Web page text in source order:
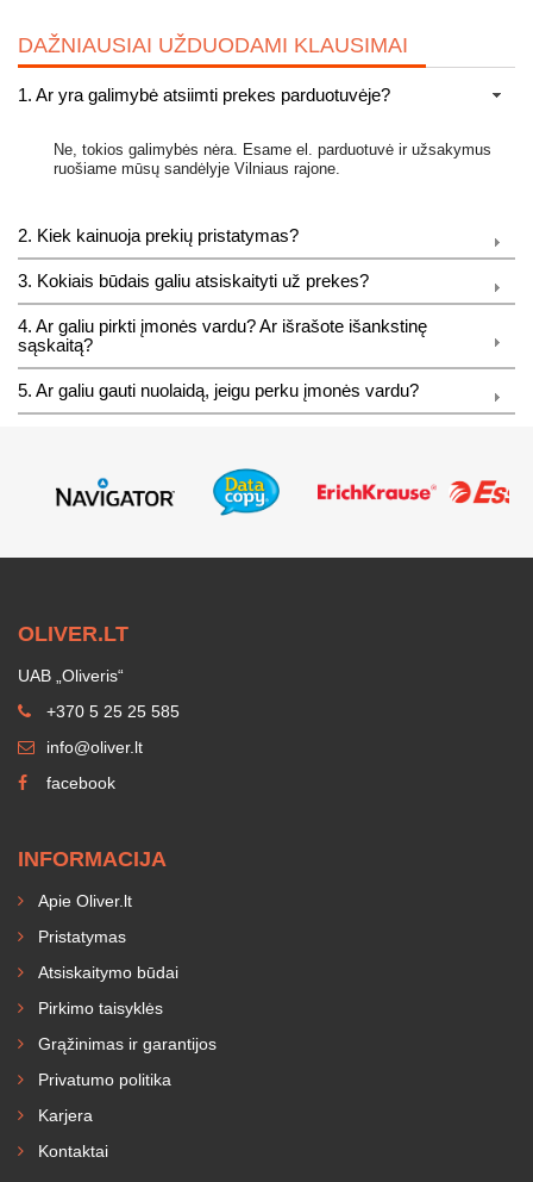
DAŽNIAUSIAI UŽDUODAMI KLAUSIMAI
1. Ar yra galimybė atsiimti prekes parduotuvėje?
Ne, tokios galimybės nėra. Esame el. parduotuvė ir užsakymus
ruošiame mūsų sandėlyje Vilniaus rajone.
2. Kiek kainuoja prekių pristatymas?
3. Kokiais būdais galiu atsiskaityti už prekes?
4. Ar galiu pirkti įmonės vardu? Ar išrašote išankstinę
sąskaitą?
5. Ar galiu gauti nuolaidą, jeigu perku įmonės vardu?
OLIVER.LT
UAB „Oliveris“
+370 5 25 25 585
info@oliver.lt
facebook
INFORMACIJA
Apie Oliver.lt
Pristatymas
Atsiskaitymo būdai
Pirkimo taisyklės
Grąžinimas ir garantijos
Privatumo politika
Karjera
Kontaktai